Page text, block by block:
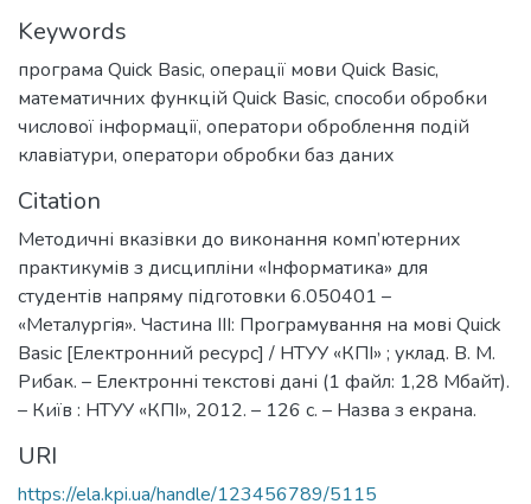
Keywords
програма Quick Basic, операції мови Quick Basic,
математичних функцій Quick Basic, способи обробки
числової інформації, оператори оброблення подій
клавіатури, оператори обробки баз даних
Citation
Методичні вказівки до виконання комп’ютерних
практикумів з дисципліни «Інформатика» для
студентів напряму підготовки 6.050401 –
«Металургія». Частина ІІI: Програмування на мові Quick
Basic [Електронний ресурс] / НТУУ «КПІ» ; уклад. В. М.
Рибак. – Електронні текстові дані (1 файл: 1,28 Мбайт).
– Київ : НТУУ «КПІ», 2012. – 126 с. – Назва з екрана.
URI
https://ela.kpi.ua/handle/123456789/5115